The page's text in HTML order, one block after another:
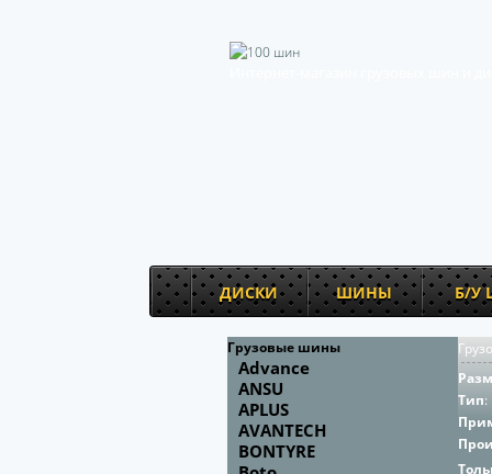
ДИСКИ ШИНЫ Б/У
Грузовые шины
Advance
ANSU
APLUS
AVANTECH
BONTYRE
Тип: